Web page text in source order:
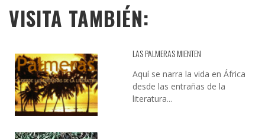
VISITA TAMBIÉN:
LAS PALMERAS MIENTEN
Aquí se narra la vida en África
desde las entrañas de la
literatura...